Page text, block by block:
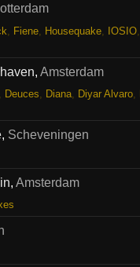
Fiene, Housequake, IOSIO,
,Amsterdam
Deuces Diana, Diyar Alvaro,
, Scheveningen
,Amsterdam